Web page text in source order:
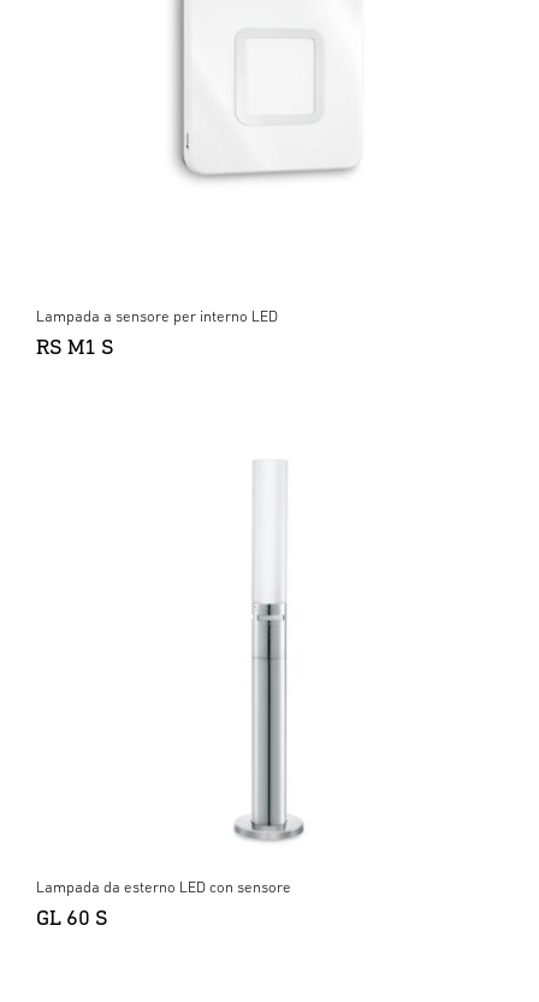
Lampada a sensore per interno LED
RS M1 S
Lampada da esterno LED con sensore
GL 60 S